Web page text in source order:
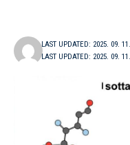
LAST UPDATED: 2025. 09.
LAST UPDATED: 2025. 09. 11.